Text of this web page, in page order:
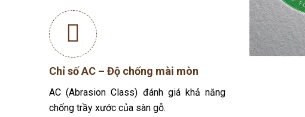
nghệ tiên tiến như bề mặt vân gỗ đồng bộ (synchronised
chính xác.
Tại Việt Nam, sàn gỗ Kaindl được đánh giá cao nhờ sự kết
tưởng cho những gia chủ yêu thích phong cách nội thất châu
2.1. Thiết kế và màu sắc đa dạng
Chỉ số AC – Độ chống mài mòn
AC (Abrasion Class) đánh giá khả năng
chống trầy xước của sàn gỗ.